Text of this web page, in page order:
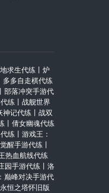
求生代练 丨 炉
多多自走棋代练
丨 部落冲突手游代
练 丨 战舰世界
神记代练 丨 战双
丨 倩女幽魂代练
练 丨 游戏王：
醒手游代练 丨
热血航线代练
园手游代练 丨 洛
巅峰对决手游代
永恒之塔怀旧版